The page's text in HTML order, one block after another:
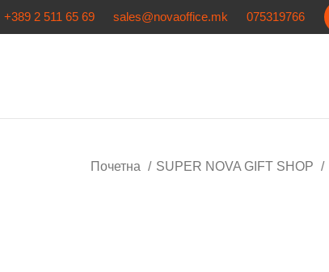
+389 2 511 65 69 sales@novaoffice.mk 075319766
Почетна SUPER NOVA GIFT SHOP